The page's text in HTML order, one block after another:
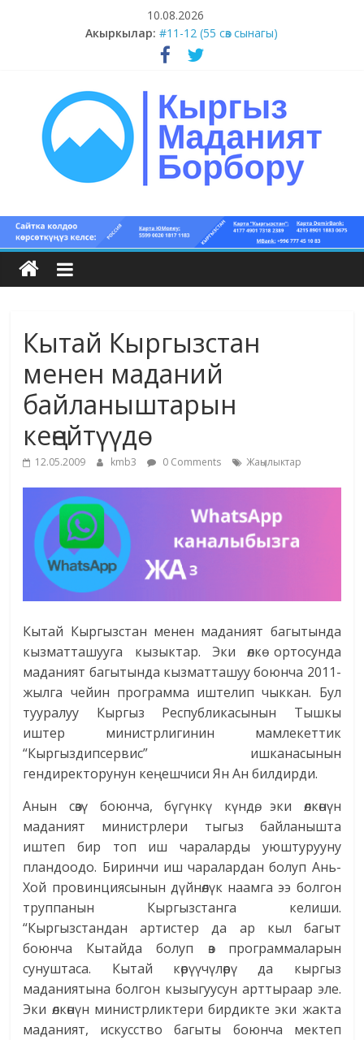
10.08.2026
Акыркылар: #11-12 (55 сөз сынагы)
#9-10 (55 сөз сынагы)
#5-8 (55 сөз сынагы)
#13-14 (55 сөз сынагы)
Кыргыз
маданият
Кыргыз
жана
адабияты
Кытай Кыргызстан
менен маданий
байланыштарын
кеңейтүүдө
12.05.2009 kmb3 0 Comments Жаңылыктар
Кытай Кыргызстан менен маданият багытында
кызматташууга кызыктар. Эки өлкө ортосунда
маданият багытында кызматташуу боюнча 2011-
жылга чейин программа иштелип чыккан. Бул
тууралуу Кыргыз Республикасынын Тышкы
иштер министрлигинин мамлекеттик
“Кыргыздипсервис” ишканасынын
гендиректорунун кеңешчиси Ян Ан билдирди.
Анын сөзү боюнча, бүгүнкү күндө, эки өлкөнүн
маданият министрлери тыгыз байланышта
иштеп бир топ иш чараларды уюштурууну
пландоодо. Биринчи иш чаралардан болуп Ань-
Хой провинциясынын дүйнөлүк наамга ээ болгон
труппанын Кыргызстанга келиши.
“Кыргызстандан артистер да ар кыл багыт
боюнча Кытайда болуп өз программаларын
сунуштаса. Кытай көрүүчүлөрү да кыргыз
маданиятына болгон кызыгуусун арттыраар эле.
Эки өлкөнүн министрликтери бирдикте эки жакта
маданият, искусство багыты боюнча мектеп